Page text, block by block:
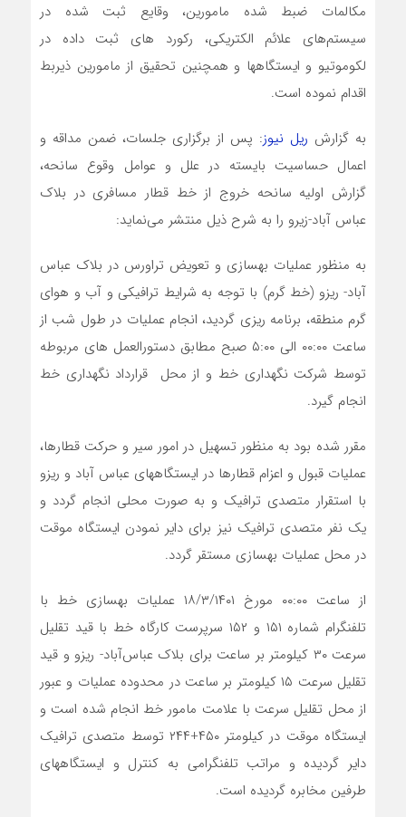
مکالمات ضبط شده مامورین، وقایع ثبت شده در
سیستم‌های علائم الکتریکی، رکورد های ثبت داده در
لکوموتیو و ایستگاهها و همچنین تحقیق از مامورین ذیربط
اقدام نموده است.
به گزارش ریل نیوز: پس از برگزاری جلسات، ضمن مداقه و
اعمال حساسیت بایسته در علل و عوامل وقوع سانحه،
گزارش اولیه سانحه خروج از خط قطار مسافری در بلاک
عباس آباد-زیرو را به شرح ذیل منتشر می‌نماید:
به منظور عملیات بهسازی و تعویض تراورس در بلاک عباس
آباد- ریزو (خط گرم) با توجه به شرایط ترافیکی و آب و هوای
گرم منطقه، برنامه ریزی گردید، انجام عملیات در طول شب از
ساعت ۰۰:۰۰ الی ۵:۰۰ صبح مطابق دستورالعمل های مربوطه
توسط شرکت نگهداری خط و از محل قرارداد نگهداری خط
انجام گیرد.
مقرر شده بود به منظور تسهیل در امور سیر و حرکت قطارها،
عملیات قبول و اعزام قطارها در ایستگاه­های عباس آباد و ریزو
با استقرار متصدی ترافیک و به صورت محلی انجام گردد و
یک نفر متصدی ترافیک نیز برای دایر نمودن ایستگاه موقت
در محل عملیات بهسازی مستقر گردد.
از ساعت ۰۰:۰۰ مورخ ۱۸/۳/۱۴۰۱ عملیات بهسازی خط با
تلفنگرام شماره ۱۵۱ و ۱۵۲ سرپرست کارگاه خط با قید تقلیل
سرعت ۳۰ کیلومتر بر ساعت برای بلاک عباس‌آباد- ریزو و قید
تقلیل سرعت ۱۵ کیلومتر بر ساعت در محدوده عملیات و عبور
از محل تقلیل سرعت با علامت مامور خط انجام شده است و
ایستگاه موقت در کیلومتر ۴۵۰+۲۴۴ توسط متصدی ترافیک
دایر گردیده و مراتب تلفنگرامی به کنترل و ایستگاه­های
طرفین مخابره گردیده است.